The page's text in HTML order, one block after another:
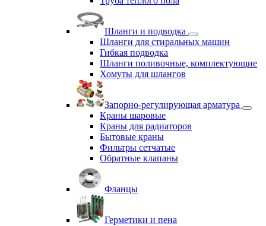
Шланги и подводка
Шланги для стиральных машин
Гибкая подводка
Шланги поливочные, комплектующие
Хомуты для шлангов
Запорно-регулирующая арматура
Краны шаровые
Краны для радиаторов
Бытовые краны
Фильтры сетчатые
Обратные клапаны
Фланцы
Герметики и пена